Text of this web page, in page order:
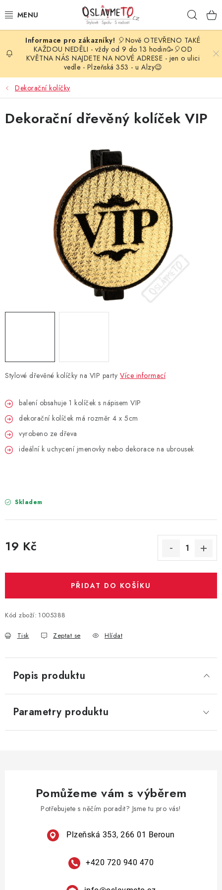
na
OSLAVA NAROZENIN
STYLOVÁ PARTY
DEKORACE A VÝZDOBA
BALÓNKY
PARTY STOLOVÁNÍ
SVATEBNÍ DOPLŇKY
BARVY NA OBLIČEJ A VLASY
BLAHOPŘÁNÍ
DORTOVÉ SVÍČKY A OZDOBY
HELIUM NA BALÓNKY
OSLAVA PODLE BAREV
PARTY FOTOKOUTEK
ROZLUČKA SE SVOBODOU
SEZÓNNÍ SVÁTKY
VYSTŘELOVACÍ KONFETY
ORGANZY, STOLOVÉ ŠERPY
🎈Nově OTEVŘENO TAKÉ
KAŽDOU NEDĚLI - vždy od 9 do 13 hodin🥳🎈OD
KVĚTNA NÁS NAJDETE NA NOVÉ ADRESE - jen o ulici
vedle - Plzeňská 353 - u Alzy😉
Dekorační kolíčky
Stylové dřevěné kolíčky na VIP party Více informací
balení obsahuje 1 kolíček s nápisem VIP
dekorační kolíček má rozměr 4 x 5cm
vyrobeno ze dřeva
ideální k uchycení jmenovky nebo dekorace na ubrousek
Skladem
19 Kč
PŘIDAT DO KOŠÍKU
Kód zboží: 1005388
Tisk Zeptat se Hlídat
Dekorační dřevěný kolíček VIP
Popis produktu
Parametry produktu
Pomůžeme vám s výběrem
Potřebujete s něčím poradit? Jsme tu pro vás!
Plzeňská 353, 266 01 Beroun
+420 720 940 470